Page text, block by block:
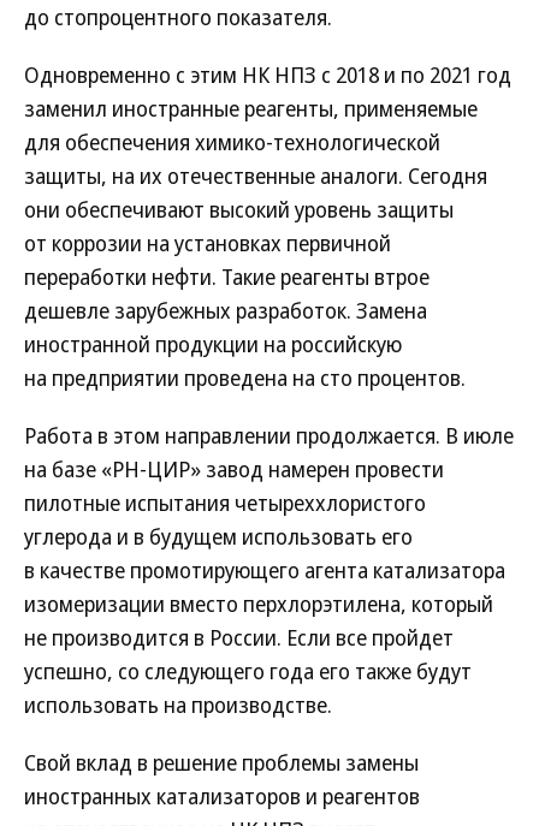
до стопроцентного ­показателя.
Одновременно с этим НК НПЗ с 2018 и по 2021 год
заменил иностранные реагенты, применяемые
для обеспечения химико-технологической
защиты, на их отечественные аналоги. Сегодня
они обеспечивают высокий уровень защиты
от коррозии на установках первичной
переработки нефти. Такие реагенты втрое
дешевле зарубежных разработок. Замена
иностранной продукции на российскую
на предприятии проведена на сто процентов.
Работа в этом направлении продолжается. В июле
на базе «РН-ЦИР» завод намерен провести
пилотные испытания четыреххлористого
углерода и в будущем использовать его
в качестве промотирующего агента катализатора
изомеризации вместо перхлорэтилена, который
не производится в России. Если все пройдет
успешно, со следующего года его также будут
использовать на производстве.
Свой вклад в решение проблемы замены
иностранных катализаторов и реагентов